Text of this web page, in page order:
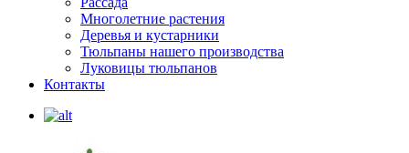
Многолетние растения
Деревья и кустарники
Тюльпаны нашего производства
Луковицы тюльпанов
Контакты